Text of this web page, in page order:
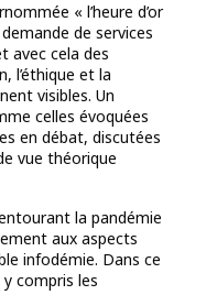
« l’heure d’or
de services
avec cela des
l’éthique et la
visibles. Un
celles évoquées
en débat, discutées
vue théorique
la pandémie
aux aspects
infodémie. Dans ce
compris les